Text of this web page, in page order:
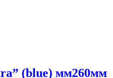
(blue) мм260мм